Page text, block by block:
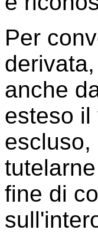
Per
anche
esteso il
escluso,
fine di